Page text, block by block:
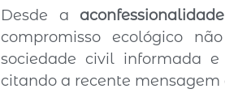
Desde a
compromisso ecológico
sociedade civil informada
citando a recente mensagem